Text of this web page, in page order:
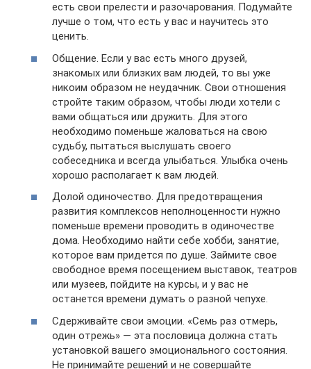
есть свои прелести и разочарования. Подумайте
лучше о том, что есть у вас и научитесь это
ценить.
Общение. Если у вас есть много друзей,
знакомых или близких вам людей, то вы уже
никоим образом не неудачник. Свои отношения
стройте таким образом, чтобы люди хотели с
вами общаться или дружить. Для этого
необходимо поменьше жаловаться на свою
судьбу, пытаться выслушать своего
собеседника и всегда улыбаться. Улыбка очень
хорошо располагает к вам людей.
Долой одиночество. Для предотвращения
развития комплексов неполноценности нужно
поменьше времени проводить в одиночестве
дома. Необходимо найти себе хобби, занятие,
которое вам придется по душе. Займите свое
свободное время посещением выставок, театров
или музеев, пойдите на курсы, и у вас не
останется времени думать о разной чепухе.
Сдерживайте свои эмоции. «Семь раз отмерь,
один отрежь» — эта пословица должна стать
установкой вашего эмоционального состояния.
Не принимайте решений и не совершайте